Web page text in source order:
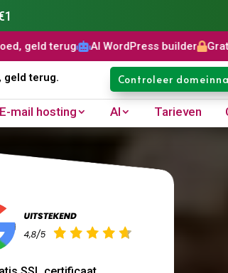
AI WordPress builderGratis SSL certificaat
geld terug. Controleer
E-mail hosting AI Tarieven